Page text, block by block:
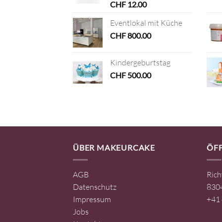
CHF12.00
Eventlokal mit Küche
CHF800.00
Kindergeburtstag
CHF500.00
ÜBER MAKEURCAKE
AGB
Datenschutz
Impressum
Jobs
+41